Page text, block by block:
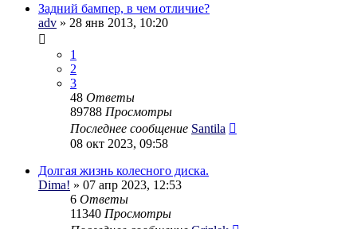
Задний бампер, в чем отличие?
adv » 28 янв 2013, 10:20
1
2
3
48 Ответы
89788 Просмотры
Последнее сообщение Santila
08 окт 2023, 09:58
Долгая жизнь колесного диска.
Dima! » 07 апр 2023, 12:53
6 Ответы
11340 Просмотры